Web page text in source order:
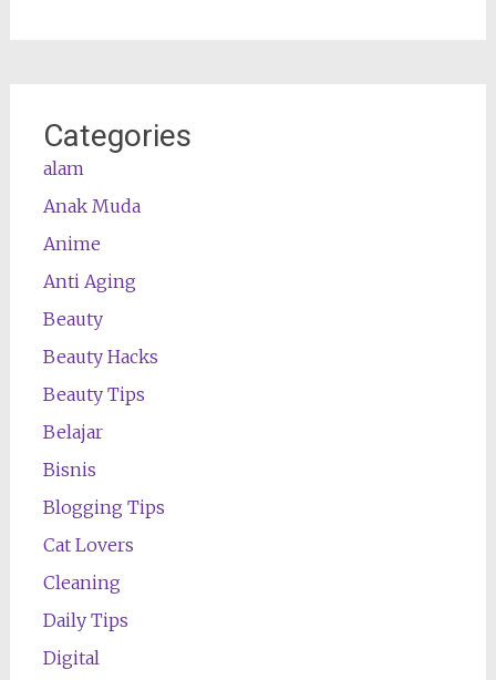
Categories
alam
Anak Muda
Anime
Anti Aging
Beauty
Beauty Hacks
Beauty Tips
Belajar
Bisnis
Blogging Tips
Cat Lovers
Cleaning
Daily Tips
Digital